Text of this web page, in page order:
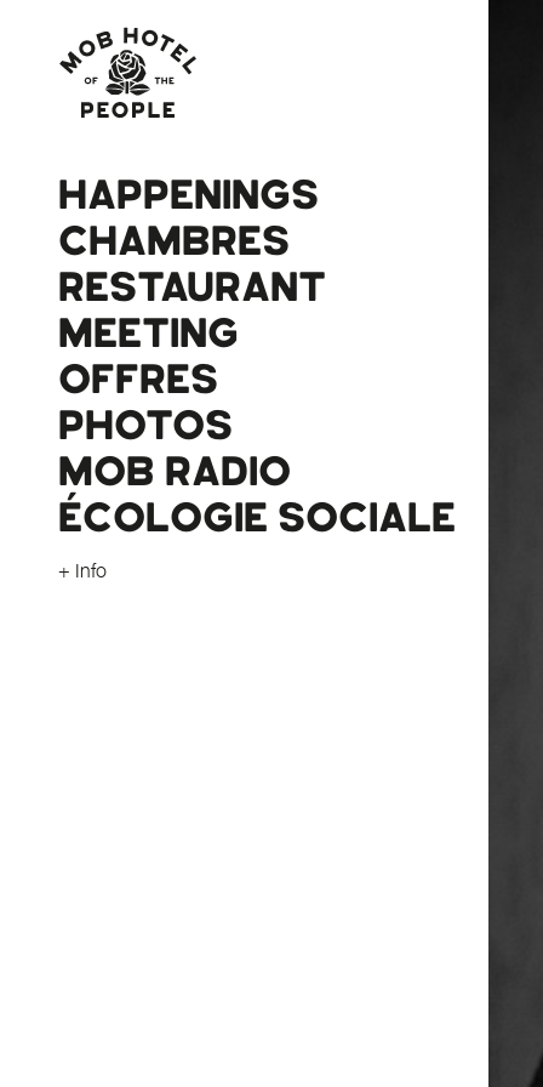
HAPPENINGS
CHAMBRES
RESTAURANT
MEETING
OFFRES
PHOTOS
MOB RADIO
ÉCOLOGIE SOCIALE
+ Info